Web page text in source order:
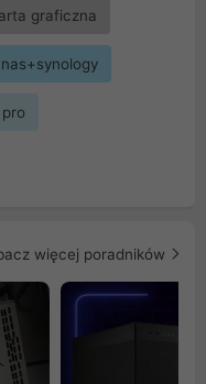
graficzna
nas+synology
więcej poradników